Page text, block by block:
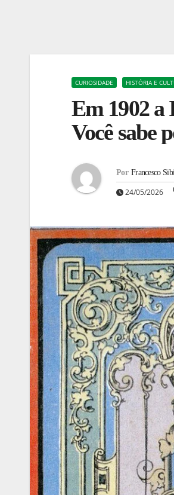
CURIOSIDADE HISTÓRIA E
Em 1902 a
Você sabe
Por Francesco
24/05/2026